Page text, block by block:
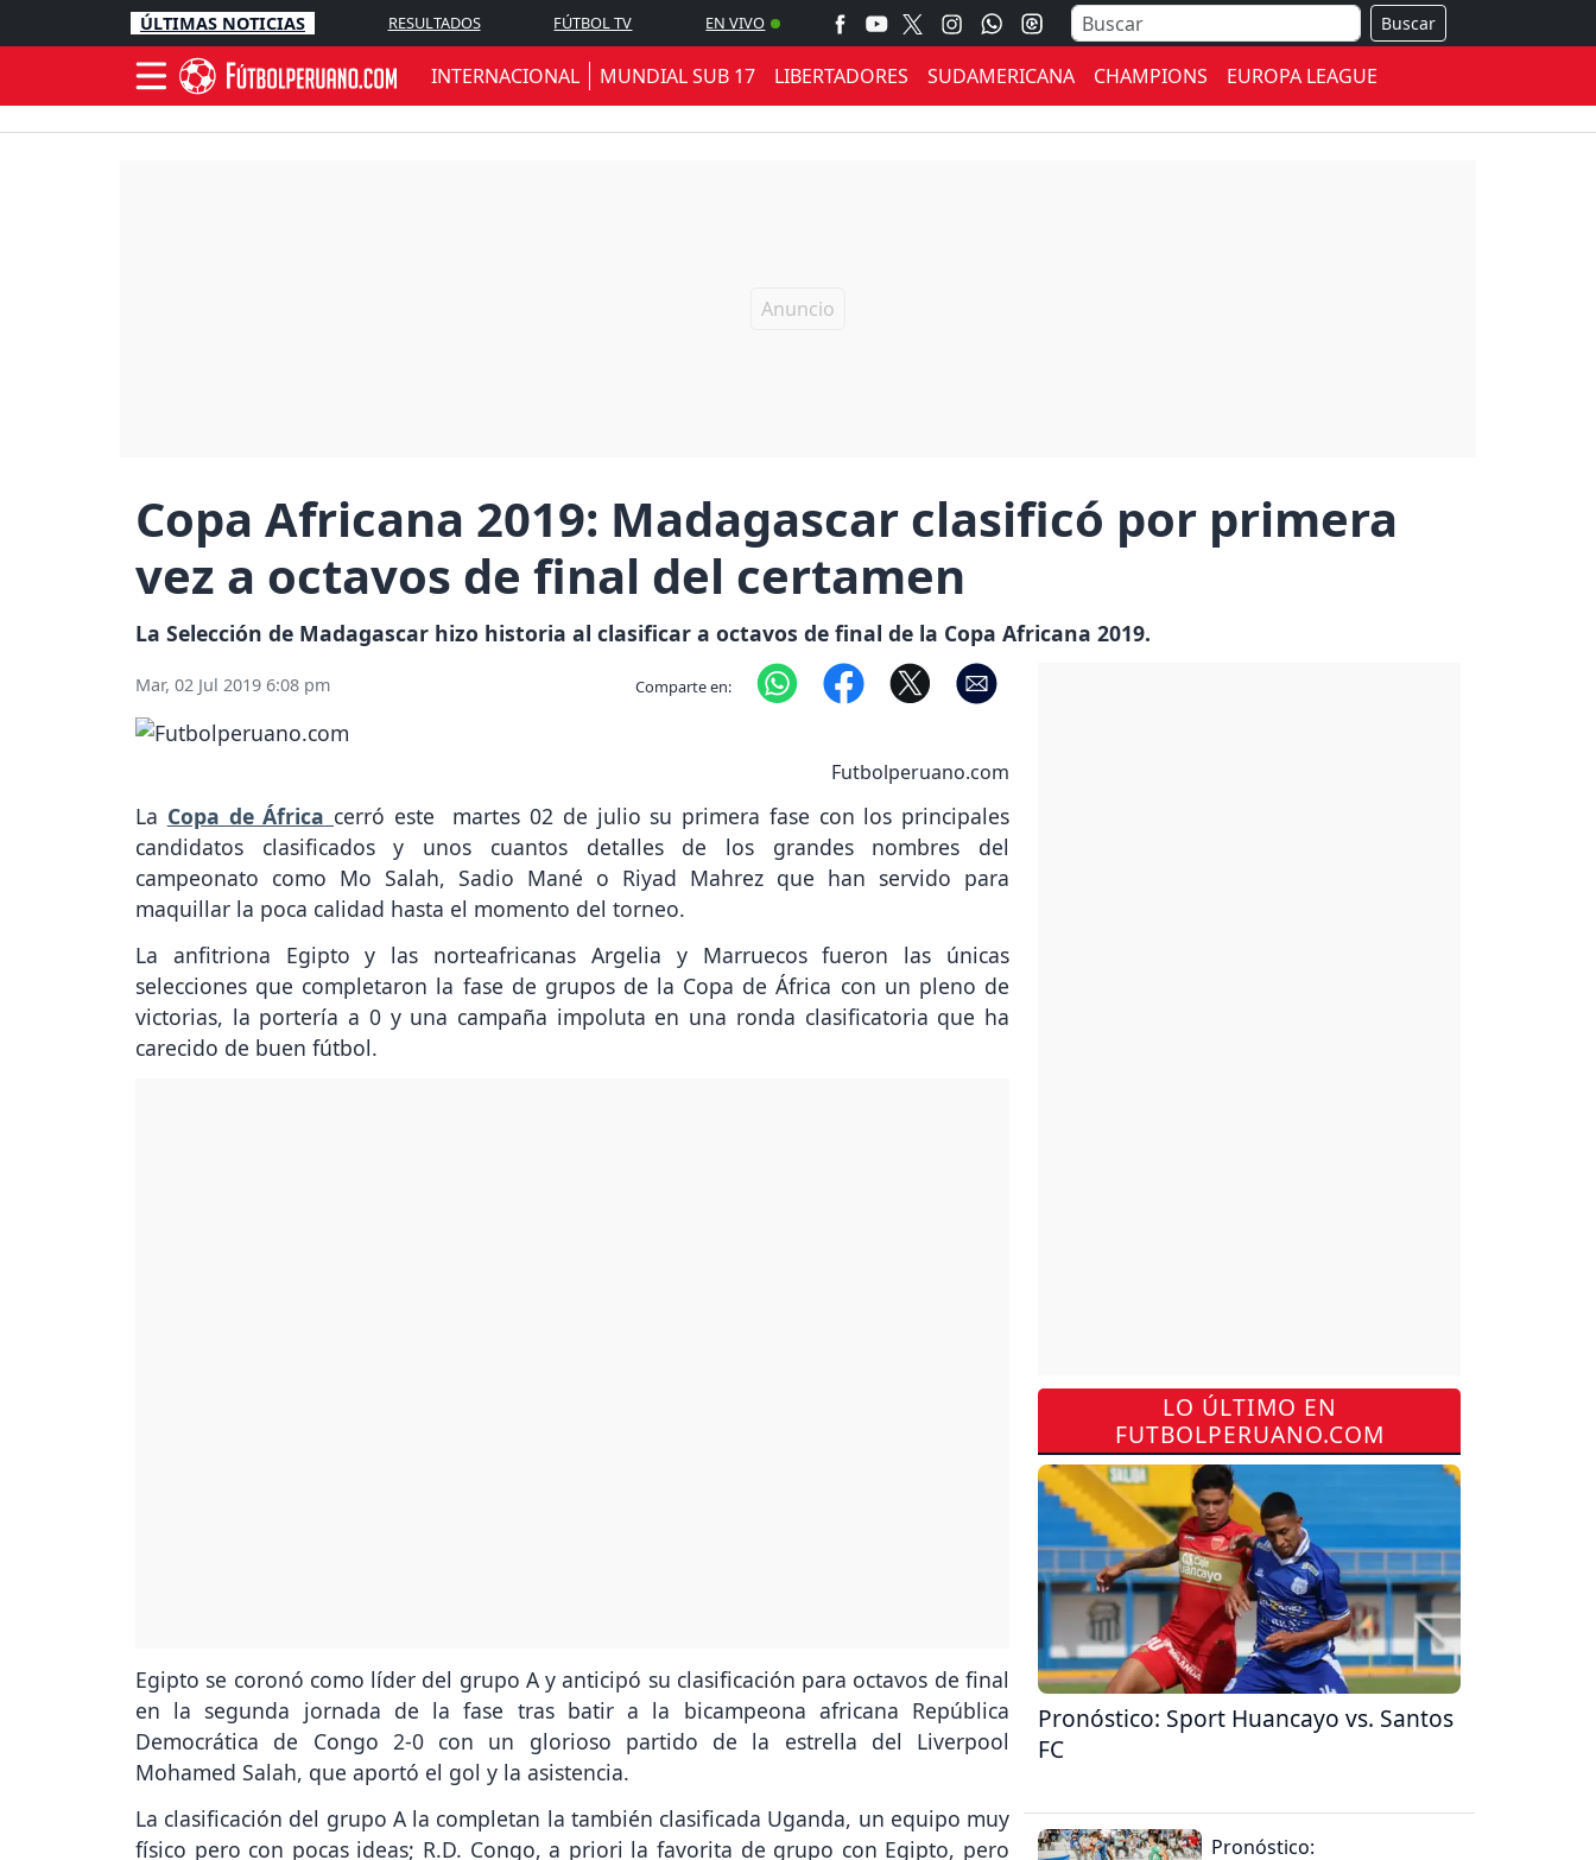
ÚLTIMAS NOTICIAS RESULTADOS FÚTBOL TV EN VIVO Buscar
INTERNACIONAL MUNDIAL SUB 17 LIBERTADORES SUDAMERICANA CHAMPIONS EUROPA LEAGUE
Copa Africana 2019: Madagascar clasificó por primera
vez a octavos de final del certamen
La Selección de Madagascar hizo historia al clasificar a octavos de final de la Copa Africana 2019.
Mar, 02 Jul 2019 6:08 pm Comparte en:
Futbolperuano.com
La Copa de África cerró este martes 02 de julio su primera fase con los principales
candidatos clasificados y unos cuantos detalles de los grandes nombres del
campeonato como Mo Salah, Sadio Mané o Riyad Mahrez que han servido para
maquillar la poca calidad hasta el momento del torneo.
La anfitriona Egipto y las norteafricanas Argelia y Marruecos fueron las únicas
selecciones que completaron la fase de grupos de la Copa de África con un pleno de
victorias, la portería a 0 y una campaña impoluta en una ronda clasificatoria que ha
carecido de buen fútbol.
Egipto se coronó como líder del grupo A y anticipó su clasificación para octavos de final
en la segunda jornada de la fase tras batir a la bicampeona africana República
Democrática de Congo 2-0 con un glorioso partido de la estrella del Liverpool
Mohamed Salah, que aportó el gol y la asistencia.
La clasificación del grupo A la completan la también clasificada Uganda, un equipo muy
físico pero con pocas ideas; R.D. Congo, a priori la favorita de grupo con Egipto, pero
LO ÚLTIMO EN
FUTBOLPERUANO.COM
Pronóstico: Sport Huancayo vs. Santos
FC
Pronóstico: